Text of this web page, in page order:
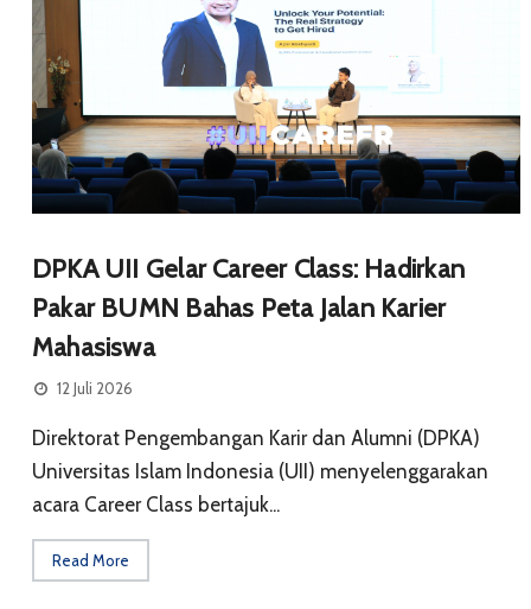
DPKA UII Gelar Career Class: Hadirkan
Pakar BUMN Bahas Peta Jalan Karier
Mahasiswa
12 Juli 2026
Direktorat Pengembangan Karir dan Alumni (DPKA)
Universitas Islam Indonesia (UII) menyelenggarakan
acara Career Class bertajuk...
Read More